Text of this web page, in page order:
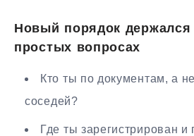
Новый порядок держался
простых вопросах
Кто ты по документам, а
соседей?
Где ты зарегистрирован и